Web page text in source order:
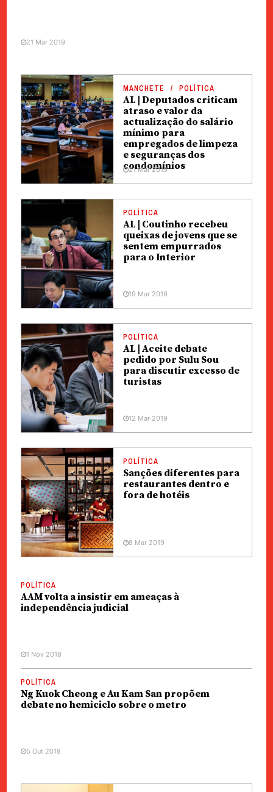
21 Mar 2019
MANCHETE POLÍTICA
AL | Deputados criticam
atraso e valor da
actualização do salário
mínimo para
empregados de limpeza
e seguranças dos
condomínios
21 Mar 2019
POLÍTICA
AL | Coutinho recebeu
queixas de jovens que se
sentem empurrados
para o Interior
19 Mar 2019
POLÍTICA
AL | Aceite debate
pedido por Sulu Sou
para discutir excesso de
turistas
12 Mar 2019
POLÍTICA
Sanções diferentes para
restaurantes dentro e
fora de hotéis
8 Mar 2019
POLÍTICA
AAM volta a insistir em ameaças à
independência judicial
1 Nov 2018
POLÍTICA
Ng Kuok Cheong e Au Kam San propõem
debate no hemiciclo sobre o metro
5 Out 2018